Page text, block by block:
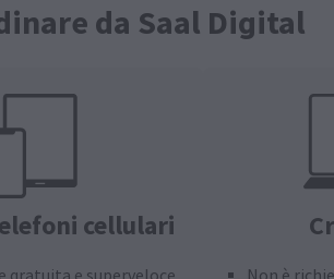
da Saal Digital
cellulari